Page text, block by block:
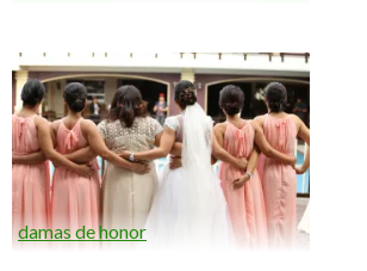
damas de honor